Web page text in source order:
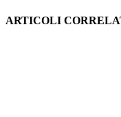
ARTICOLI